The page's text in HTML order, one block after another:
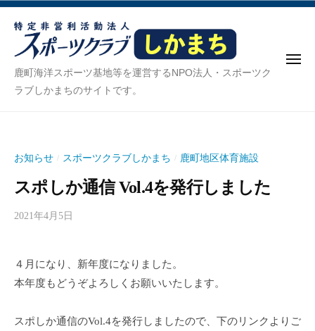
コ
ス
ポ
ク
ブ
し
ち
鹿町海洋スポーツ基地等を運営するNPO法人・スポーツク
ラブしかまちのサイトです。
メ
お知らせ / スポーツクラブしかまち / 鹿町地区体育施設
スポしか通信 Vol.4を発行しました
2021年4月5日
p
o
h
４月になり、新年度になりました。
本年度もどうぞよろしくお願いいたします。
スポしか通信のVol.4を発行しましたので、下のリンクよりご
ー
ツ
ク
ラ
ま